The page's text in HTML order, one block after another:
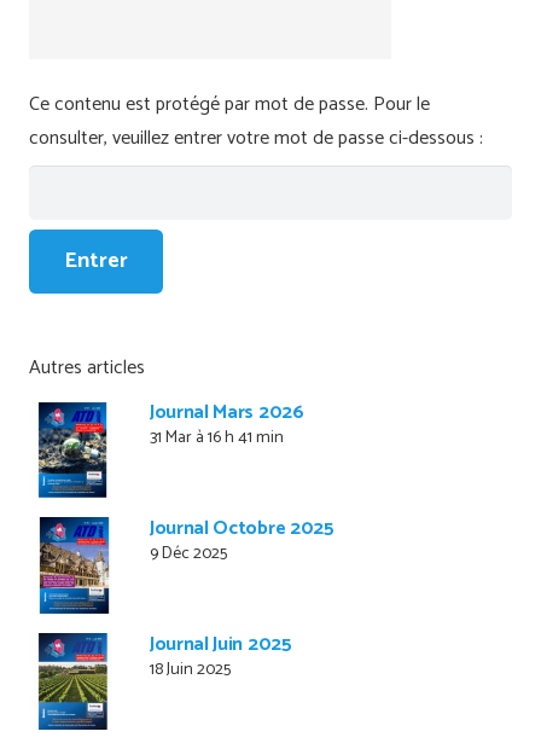
Ce contenu est protégé par mot de passe. Pour le
consulter, veuillez entrer votre mot de passe ci-dessous :
Autres articles
Journal Mars 2026
31 Mar à 16 h 41 min
Journal Octobre 2025
9 Déc 2025
Journal Juin 2025
18 Juin 2025